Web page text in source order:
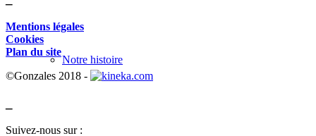
Notre histoire
Mentions légales
Cookies
Plan du site
©Gonzales 2018 -
Suivez-nous sur :